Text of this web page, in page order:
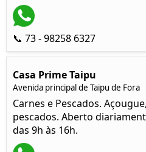
📞 73 - 98258 6327
Casa Prime Taipu
Avenida principal de Taipu de Fora
Carnes e Pescados.
pescados. Aberto
das 9h às 16h.